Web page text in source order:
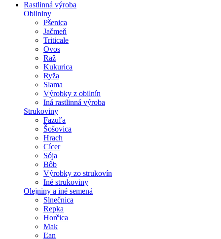
Rastlinná výroba
Obilniny
Pšenica
Jačmeň
Triticale
Ovos
Raž
Kukurica
Ryža
Slama
Výrobky z obilnín
Iná rastlinná výroba
Strukoviny
Fazuľa
Šošovica
Hrach
Cícer
Sója
Bôb
Výrobky zo strukovín
Iné strukoviny
Olejniny a iné semená
Slnečnica
Repka
Horčica
Mak
Ľan